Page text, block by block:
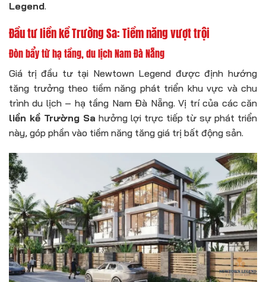
Legend.
Đầu tư liền kề Trường Sa: Tiềm năng vượt trội
Đòn bẩy từ hạ tầng, du lịch Nam Đà Nẵng
Giá trị đầu tư tại Newtown Legend được định hướng
tăng trưởng theo tiềm năng phát triển khu vực và chu
trình du lịch – hạ tầng Nam Đà Nẵng. Vị trí của các căn
liền kề Trường Sa hưởng lợi trực tiếp từ sự phát triển
này, góp phần vào tiềm năng tăng giá trị bất động sản.